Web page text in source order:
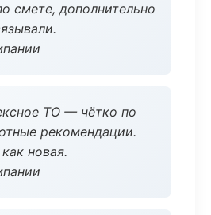
смете, дополнительно
ТО — чётко по
рекомендации.
новая.